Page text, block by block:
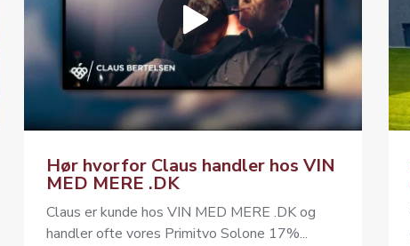
Hør hvorfor Claus handler hos VIN
MED MERE .DK
Claus er kunde hos VIN MED MERE .DK og
handler ofte vores Primitvo Solone 17%...